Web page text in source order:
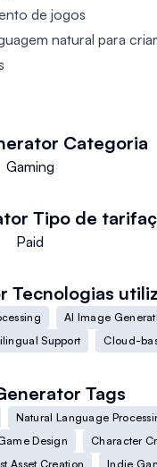
de jogos
natural para
Categoria
Gaming
Tipo de
Paid
Tecnologias
AI Image
Support Cloud-
Tags
Natural Language
Design
Character
Asset Creation
Indie